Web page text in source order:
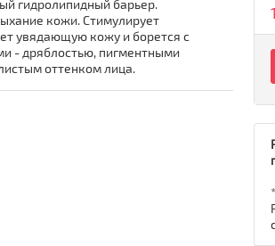
гидролипидный барьер.
кожи. Стимулирует
увядающую кожу и борется с
- дряблостью, пигментными
оттенком лица.